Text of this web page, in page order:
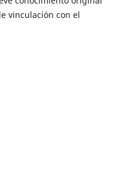
vinculación con el